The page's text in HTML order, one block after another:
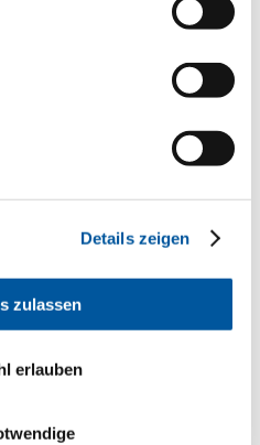
Details zeigen
zulassen
erlauben
downloaden
Projekt?